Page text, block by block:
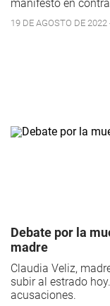
manifestó en
19 DE AGOSTO DE 2022
Debate por la
madre
Claudia Veliz,
subir al estrado
acusaciones.